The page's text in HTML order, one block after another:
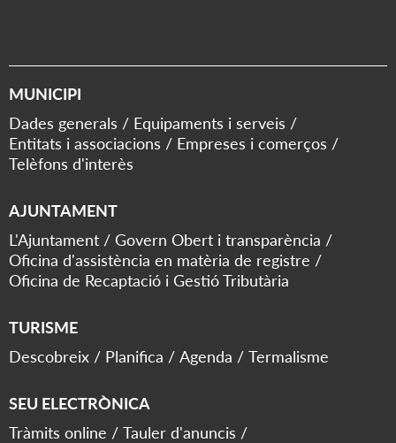
MUNICIPI
Dades generals
Equipaments i serveis
Entitats i associacions
Empreses i comerços
Telèfons d'interès
AJUNTAMENT
L'Ajuntament
Govern Obert i transparència
Oficina d'assistència en matèria de registre
Oficina de Recaptació i Gestió Tributària
TURISME
Descobreix
Planifica Agenda Termalisme
SEU ELECTRÒNICA
Tràmits online
Tauler d'anuncis